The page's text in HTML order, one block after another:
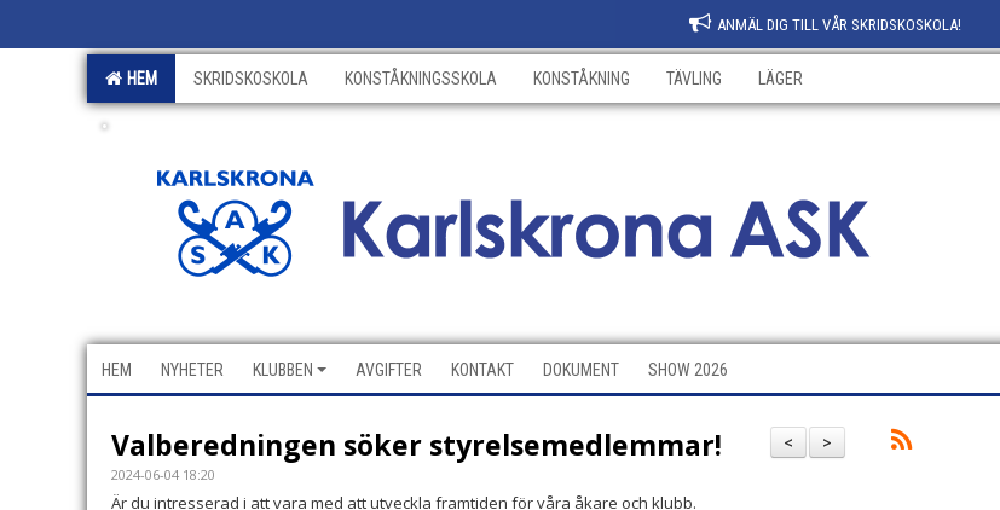
ANMÄL DIG TILL VÅR SKRIDSKOSKOLA!
HEM SKRIDSKOSKOLA KONSTÅKNINGSSKOLA KONSTÅKNING TÄVLING LÄGER
.
HEM NYHETER KLUBBEN AVGIFTER KONTAKT DOKUMENT SHOW 2026
>
<
Valberedningen söker styrelsemedlemmar!
2024-06-04 18:20
Är du intresserad i att vara med att utveckla framtiden för våra åkare och klubb.